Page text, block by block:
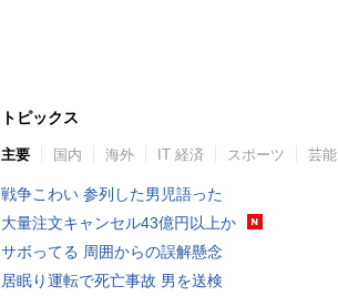
トピックス
主要 国内 海外 IT 経済 スポーツ 芸能
戦争こわい 参列した男児語った
大量注文キャンセル43億円以上か
サボってる 周囲からの誤解懸念
居眠り運転で死亡事故 男を送検